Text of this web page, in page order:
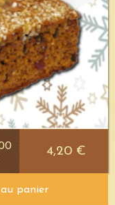
4,20 €
panier